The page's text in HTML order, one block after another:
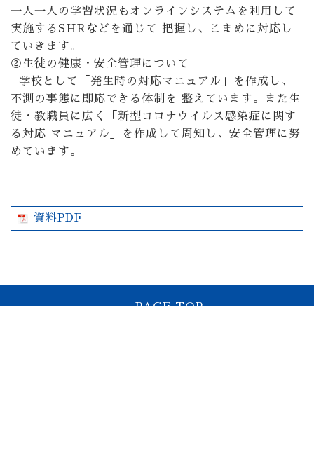
一人一人の学習状況もオンラインシステムを利用して
実施するSHRなどを通じて 把握し、こまめに対応し
ていきます。
②生徒の健康・安全管理について
学校として「発生時の対応マニュアル」を作成し、
不測の事態に即応できる体制を 整えています。また生
徒・教職員に広く「新型コロナウイルス感染症に関す
る対応 マニュアル」を作成して周知し、安全管理に努
めています。
資料PDF
PAGE TOP